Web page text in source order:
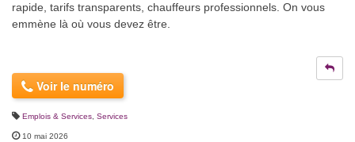
rapide, tarifs transparents, chauffeurs professionnels. On vous
emmène là où vous devez être.
Voir le numéro
Emplois & Services Services
10 mai 2026